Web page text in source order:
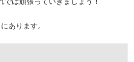
あります。